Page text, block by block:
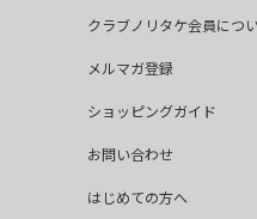
クラブノリタケ会員につ
メルマガ登録
ショッピングガイド
お問い合わせ
はじめての方へ